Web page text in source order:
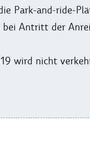
Park-and-ride-
bei Antritt der
wird nicht